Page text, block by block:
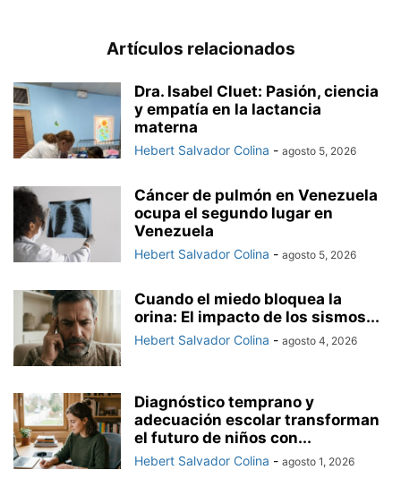
Artículos relacionados
Dra. Isabel Cluet: Pasión, ciencia
y empatía en la lactancia
materna
Hebert Salvador Colina - agosto 5, 2026
Cáncer de pulmón en Venezuela
ocupa el segundo lugar en
Venezuela
Hebert Salvador Colina - agosto 5, 2026
Cuando el miedo bloquea la
orina: El impacto de los sismos...
Hebert Salvador Colina - agosto 4, 2026
Diagnóstico temprano y
adecuación escolar transforman
el futuro de niños con...
Hebert Salvador Colina - agosto 1, 2026